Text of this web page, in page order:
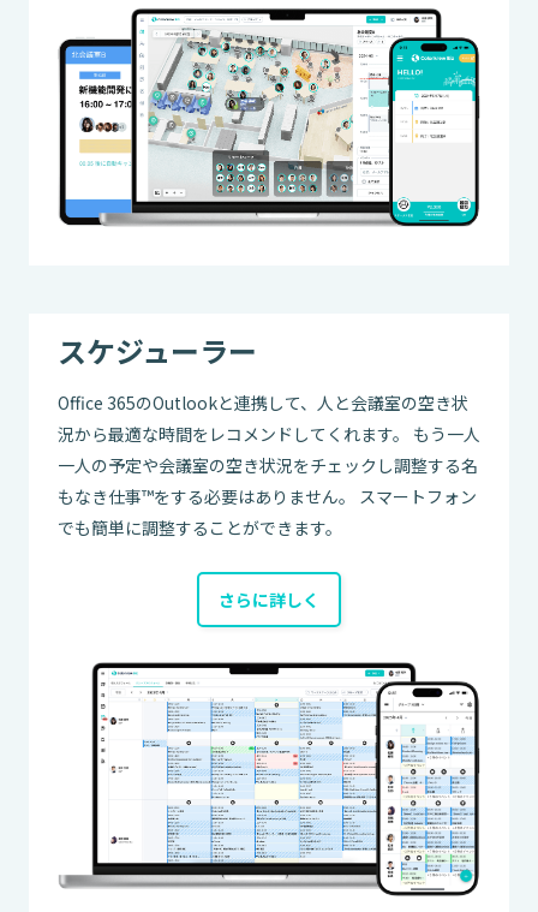
スケジューラー
Office 365のOutlookと連携して、人と会議室の空き状
況から最適な時間をレコメンドしてくれます。 もう一人
一人の予定や会議室の空き状況をチェックし調整する名
もなき仕事™をする必要はありません。 スマートフォン
でも簡単に調整することができます。
さらに詳しく